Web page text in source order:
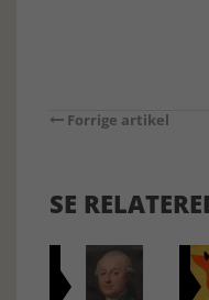
Forrige artikel
SE